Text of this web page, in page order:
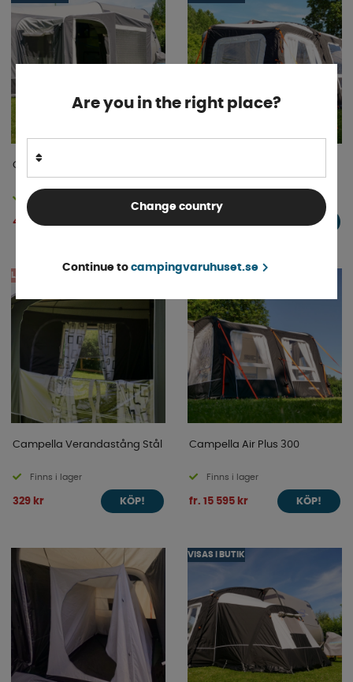
Campella Annex Hög
Finns i lager
4 795 kr KÖP!
LAGERRENSNING
Campella Verandastång Stål
Finns i lager
329 kr KÖP!
Campella Air Plus 300
Finns i lager
fr. 15 595 kr KÖP!
VISAS I BUTIK
Are you in the right place?
Change country
Continue to campingvaruhuset.se